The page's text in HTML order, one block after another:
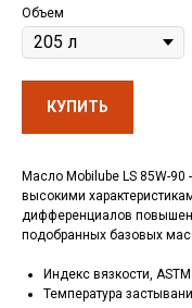
Объем
КУПИТЬ
Масло Mobilube LS 85W-
высокими
дифференциалов
подобранных базовых
Индекс вязкости,
Температура